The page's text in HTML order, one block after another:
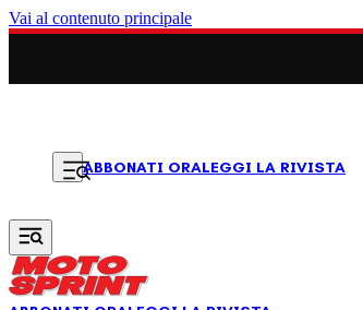
Vai al contenuto principale
ABBONATI ORALEGGI LA RIVISTA